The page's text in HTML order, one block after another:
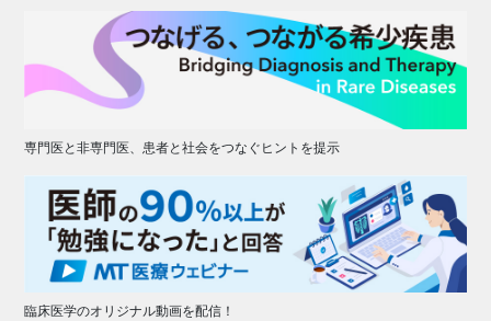
専門医と非専門医、患者と社会をつなぐヒントを提示
臨床医学のオリジナル動画を配信！